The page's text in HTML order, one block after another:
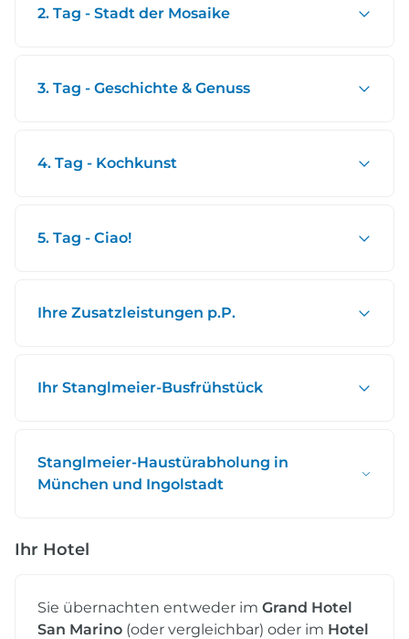
2. Tag - Stadt der Mosaike
3. Tag - Geschichte & Genuss
4. Tag - Kochkunst
5. Tag - Ciao!
Ihre Zusatzleistungen p.P.
Ihr Stanglmeier-Busfrühstück
Stanglmeier-Haustürabholung in
München und Ingolstadt
Ihr Hotel
Sie übernachten entweder im Grand Hotel
San Marino (oder vergleichbar) oder im Hotel